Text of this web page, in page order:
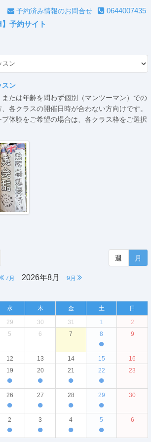
予約済み情報のお問合せ
0644007435
】予約サイト
スン
たは年齢を問わず個別（マンツーマン）での
各クラスの開催日時が合わない方向けです。
体験をご希望の場合は、各クラス枠をご選択
7月 2026年8月 9月
週 月
水 木 金 土
日
29 30 31 1
2
5 6 7 8
●
9
12 13 14 15
16
19
●
20
●
21
●
22
●
23
26
●
27
●
28
●
29
●
30
2
●
3
●
4
●
5
●
6